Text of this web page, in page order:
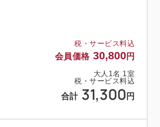
税・サービス料込
会員価格 30,800円
大人 1 名 1 室
税・サービス料込
合計 31,300 円